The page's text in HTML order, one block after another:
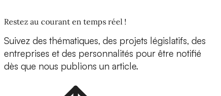
Restez au courant en temps réel !
Suivez des thématiques, des projets législatifs, des
entreprises et des personnalités pour être notifié
dès que nous publions un article.